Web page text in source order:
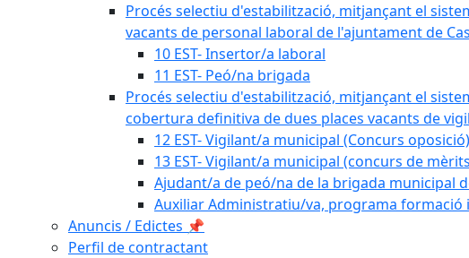
Procés selectiu d'estabilització, mitjançant el
vacants de personal laboral de l'ajuntament de
10 EST- Insertor/a laboral
11 EST- Peó/na brigada
Procés selectiu d'estabilització, mitjançant el
cobertura definitiva de dues places vacants de
12 EST- Vigilant/a municipal (Concurs
13 EST- Vigilant/a municipal (concurs de
Ajudant/a de peó/na de la brigada municipal
Auxiliar Administratiu/va, programa formació
Anuncis / Edictes 📌
Perfil de contractant